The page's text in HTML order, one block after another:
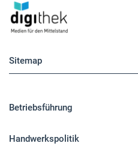
Sitemap
Betriebsführung
Handwerkspolitik